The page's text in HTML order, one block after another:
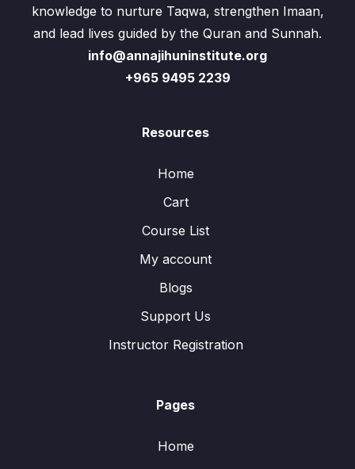
knowledge to nurture Taqwa, strengthen Imaan,
and lead lives guided by the Quran and Sunnah.
info@annajihuninstitute.org
+965 9495 2239
Resources
Home
Cart
Course List
My account
Blogs
Support Us
Instructor Registration
Pages
Home